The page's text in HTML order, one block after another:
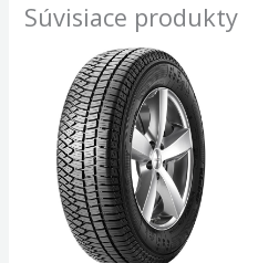
Súvisiace produkty